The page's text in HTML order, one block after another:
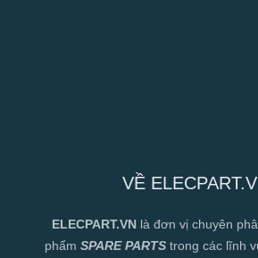
VỀ
ELECPART.VN là đơn vị chuyên
phẩm SPARE PARTStrong các lĩnh